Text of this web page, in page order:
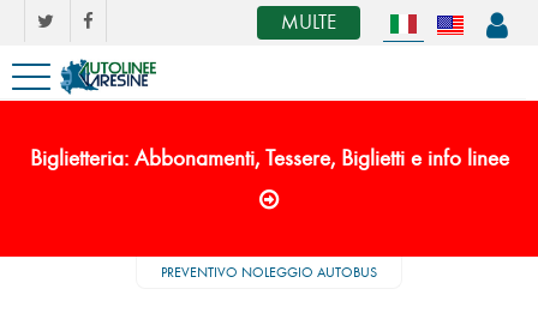
MULTE
Biglietteria: Abbonamenti, Tessere, Biglietti e info linee
PREVENTIVO NOLEGGIO AUTOBUS